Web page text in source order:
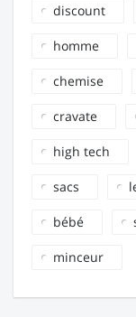
discount
homme
chemise
cravate
high tech
sacs
bébé
minceur